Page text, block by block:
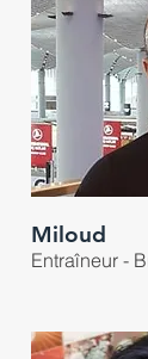
Miloud
Entraîneur -